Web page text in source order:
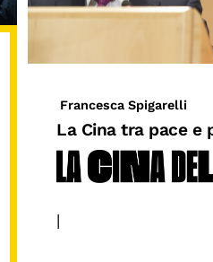
Francesca Spigarelli
La Cina tra pace e
|